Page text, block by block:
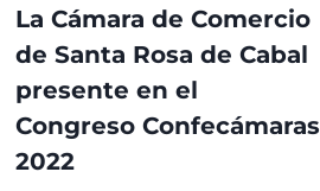
La Cámara de Comercio
de Santa Rosa de Cabal
presente en el
Congreso Confecámaras
2022